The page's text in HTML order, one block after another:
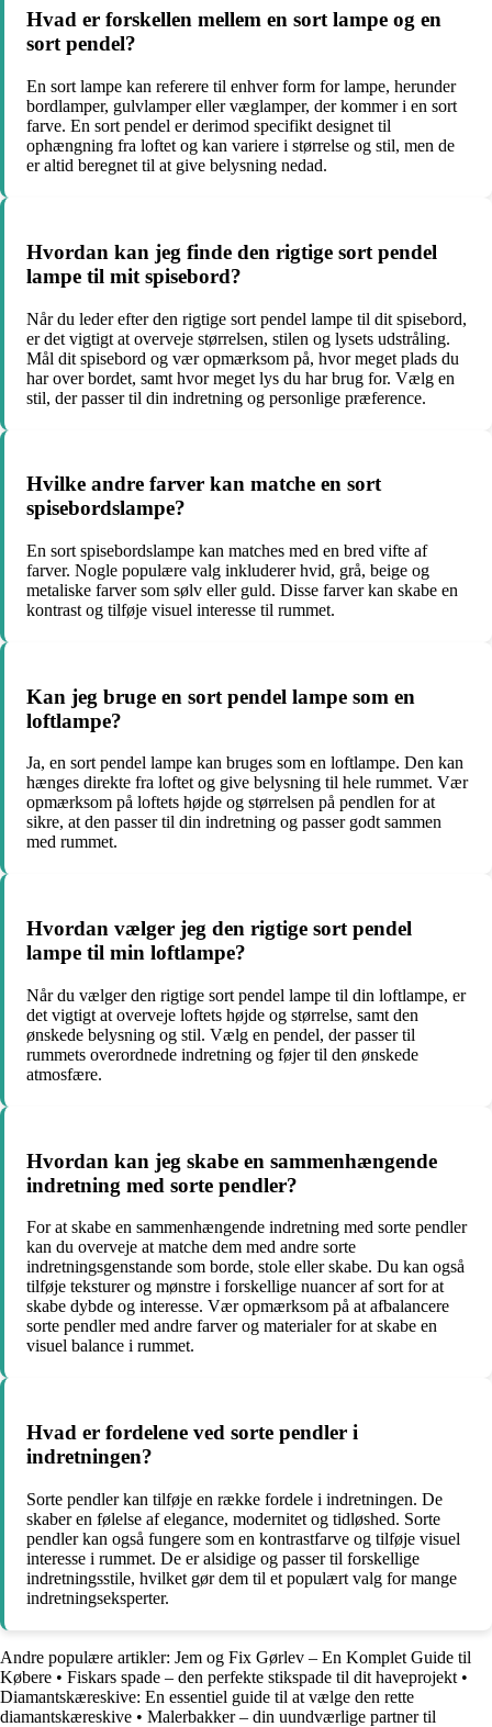
Hvad er forskellen mellem en sort lampe og en
sort pendel?
En sort lampe kan referere til enhver form for lampe, herunder
bordlamper, gulvlamper eller væglamper, der kommer i en sort
farve. En sort pendel er derimod specifikt designet til
ophængning fra loftet og kan variere i størrelse og stil, men de
er altid beregnet til at give belysning nedad.
Hvordan kan jeg finde den rigtige sort pendel
lampe til mit spisebord?
Når du leder efter den rigtige sort pendel lampe til dit spisebord,
er det vigtigt at overveje størrelsen, stilen og lysets udstråling.
Mål dit spisebord og vær opmærksom på, hvor meget plads du
har over bordet, samt hvor meget lys du har brug for. Vælg en
stil, der passer til din indretning og personlige præference.
Hvilke andre farver kan matche en sort
spisebordslampe?
En sort spisebordslampe kan matches med en bred vifte af
farver. Nogle populære valg inkluderer hvid, grå, beige og
metaliske farver som sølv eller guld. Disse farver kan skabe en
kontrast og tilføje visuel interesse til rummet.
Kan jeg bruge en sort pendel lampe som en
loftlampe?
Ja, en sort pendel lampe kan bruges som en loftlampe. Den kan
hænges direkte fra loftet og give belysning til hele rummet. Vær
opmærksom på loftets højde og størrelsen på pendlen for at
sikre, at den passer til din indretning og passer godt sammen
med rummet.
Hvordan vælger jeg den rigtige sort pendel
lampe til min loftlampe?
Når du vælger den rigtige sort pendel lampe til din loftlampe, er
det vigtigt at overveje loftets højde og størrelse, samt den
ønskede belysning og stil. Vælg en pendel, der passer til
rummets overordnede indretning og føjer til den ønskede
atmosfære.
Hvordan kan jeg skabe en sammenhængende
indretning med sorte pendler?
For at skabe en sammenhængende indretning med sorte pendler
kan du overveje at matche dem med andre sorte
indretningsgenstande som borde, stole eller skabe. Du kan også
tilføje teksturer og mønstre i forskellige nuancer af sort for at
skabe dybde og interesse. Vær opmærksom på at afbalancere
sorte pendler med andre farver og materialer for at skabe en
visuel balance i rummet.
Hvad er fordelene ved sorte pendler i
indretningen?
Sorte pendler kan tilføje en række fordele i indretningen. De
skaber en følelse af elegance, modernitet og tidløshed. Sorte
pendler kan også fungere som en kontrastfarve og tilføje visuel
interesse i rummet. De er alsidige og passer til forskellige
indretningsstile, hvilket gør dem til et populært valg for mange
indretningseksperter.
Andre populære artikler: Jem og Fix Gørlev – En Komplet Guide til
Købere • Fiskars spade – den perfekte stikspade til dit haveprojekt •
Diamantskæreskive: En essentiel guide til at vælge den rette
diamantskæreskive • Malerbakker – din uundværlige partner til